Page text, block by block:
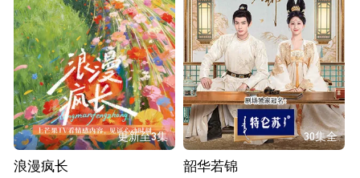
更新至3集
浪漫疯长
30集全
韶华若锦